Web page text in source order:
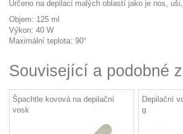
Určeno na depilaci malých oblastí jako je nos,
Objem: 125 ml
Výkon: 40 W
Maximální teplota: 90°
Související a podobné
Špachtle kovová na depilační
vosk
Depilační
g